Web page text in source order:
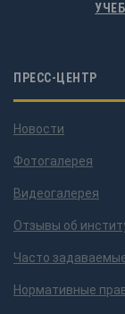
ПРЕСС-ЦЕНТР
Новости
Фотогалерея
Видеогалерея
Отзывы об
Часто
Нормативные